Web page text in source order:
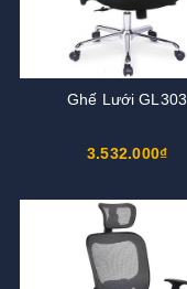
Ghế Lưới GL303
3.532.000₫